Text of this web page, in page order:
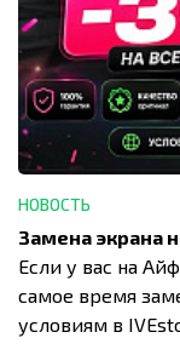
НОВОСТЬ
Замена экрана
Если у вас на
самое время
условиям в